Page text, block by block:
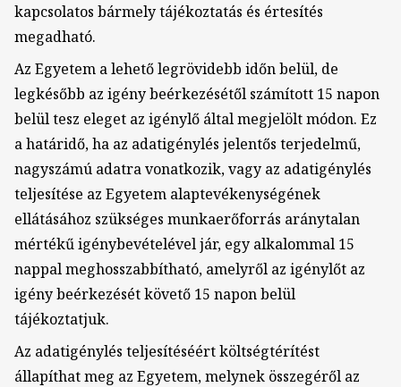
kapcsolatos bármely tájékoztatás és értesítés
megadható.
Az Egyetem a lehető legrövidebb időn belül, de
legkésőbb az igény beérkezésétől számított 15 napon
belül tesz eleget az igénylő által megjelölt módon. Ez
a határidő, ha az adatigénylés jelentős terjedelmű,
nagyszámú adatra vonatkozik, vagy az adatigénylés
teljesítése az Egyetem alaptevékenységének
ellátásához szükséges munkaerőforrás aránytalan
mértékű igénybevételével jár, egy alkalommal 15
nappal meghosszabbítható, amelyről az igénylőt az
igény beérkezését követő 15 napon belül
tájékoztatjuk.
Az adatigénylés teljesítéséért költségtérítést
állapíthat meg az Egyetem, melynek összegéről az